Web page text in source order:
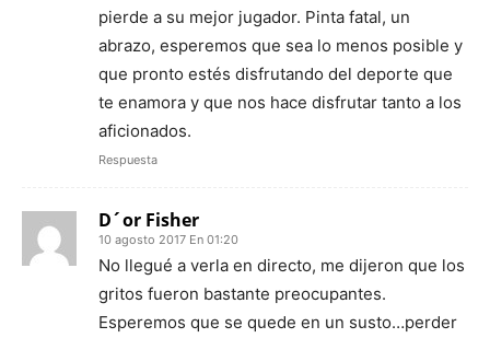
pierde a su mejor jugador. Pinta fatal, un
abrazo, esperemos que sea lo menos posible y
que pronto estés disfrutando del deporte que
te enamora y que nos hace disfrutar tanto a los
aficionados.
Respuesta
D´or Fisher
10 agosto 2017 En 01:20
No llegué a verla en directo, me dijeron que los
gritos fueron bastante preocupantes.
Esperemos que se quede en un susto…perder